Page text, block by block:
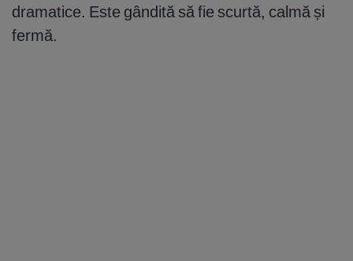
dramatice. Este gândită să fie scurtă, calmă și
fermă.